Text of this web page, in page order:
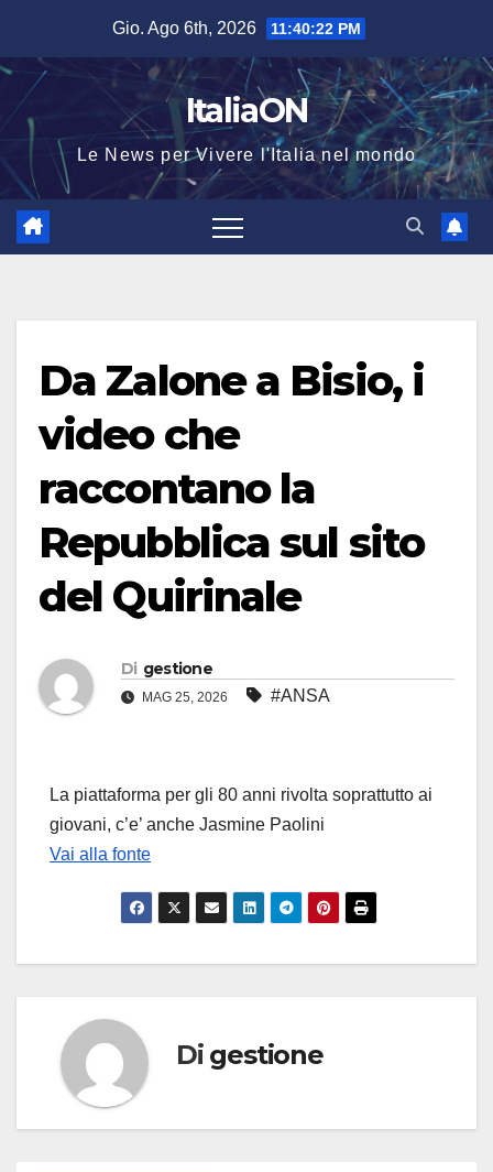
contenuto
Gio. Ago 6th, 2026 11:40:23 PM
ItaliaON
Le News per Vivere l'Italia nel mondo
Da Zalone a Bisio, i
video che
raccontano la
Repubblica sul sito
del Quirinale
Di gestione
MAG 25, 2026 #ANSA
La piattaforma per gli 80 anni rivolta soprattutto ai
giovani, c’e’ anche Jasmine Paolini
Vai alla fonte
Di gestione